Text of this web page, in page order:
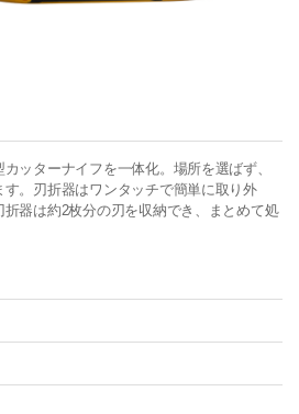
ッターナイフを一体化。場所を選ばず、
。刃折器はワンタッチで簡単に取り外
折器は約2枚分の刃を収納でき、まとめて処